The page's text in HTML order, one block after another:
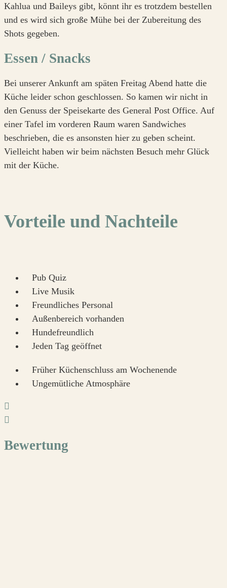
Kahlua und Baileys gibt, könnt ihr es trotzdem bestellen
und es wird sich große Mühe bei der Zubereitung des
Shots gegeben.
Essen / Snacks
Bei unserer Ankunft am späten Freitag Abend hatte die
Küche leider schon geschlossen. So kamen wir nicht in
den Genuss der Speisekarte des General Post Office. Auf
einer Tafel im vorderen Raum waren Sandwiches
beschrieben, die es ansonsten hier zu geben scheint.
Vielleicht haben wir beim nächsten Besuch mehr Glück
mit der Küche.
Vorteile und Nachteile
Pub Quiz
Live Musik
Freundliches Personal
Außenbereich vorhanden
Hundefreundlich
Jeden Tag geöffnet
Früher Küchenschluss am Wochenende
Ungemütliche Atmosphäre
Bewertung